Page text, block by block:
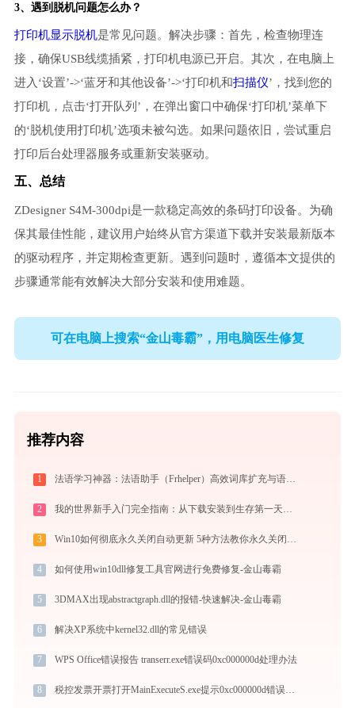
3、遇到脱机问题怎么办？
打印机显示脱机是常见问题。解决步骤：首先，检查物理连
接，确保USB线缆插紧，打印机电源已开启。其次，在电脑上
进入‘设置’->‘蓝牙和其他设备’->‘打印机和扫描仪’，找到您的
打印机，点击‘打开队列’，在弹出窗口中确保‘打印机’菜单下
的‘脱机使用打印机’选项未被勾选。如果问题依旧，尝试重启
打印后台处理器服务或重新安装驱动。
五、总结
ZDesigner S4M-300dpi是一款稳定高效的条码打印设备。为确
保其最佳性能，建议用户始终从官方渠道下载并安装最新版本
的驱动程序，并定期检查更新。遇到问题时，遵循本文提供的
步骤通常能有效解决大部分安装和使用难题。
可在电脑上搜索“金山毒霸”，用电脑医生修复
推荐内容
1 法语学习神器：法语助手（Frhelper）高效词库扩充与语法攻克秘籍：frhelper.ijinshan.com 安全绿色指南
2 我的世界新手入门完全指南：从下载安装到生存第一天，一篇讲透
3 Win10如何彻底永久关闭自动更新 5种方法教你永久关闭win10自动更新
4 如何使用win10dll修复工具官网进行免费修复-金山毒霸
5 3DMAX出现abstractgraph.dll的报错-快速解决-金山毒霸
6 解决XP系统中kernel32.dll的常见错误
7 WPS Office错误报告 transerr.exe错误码0xc000000d处理办法
8 税控发票开票打开MainExecuteS.exe提示0xc000000d错误码怎么办